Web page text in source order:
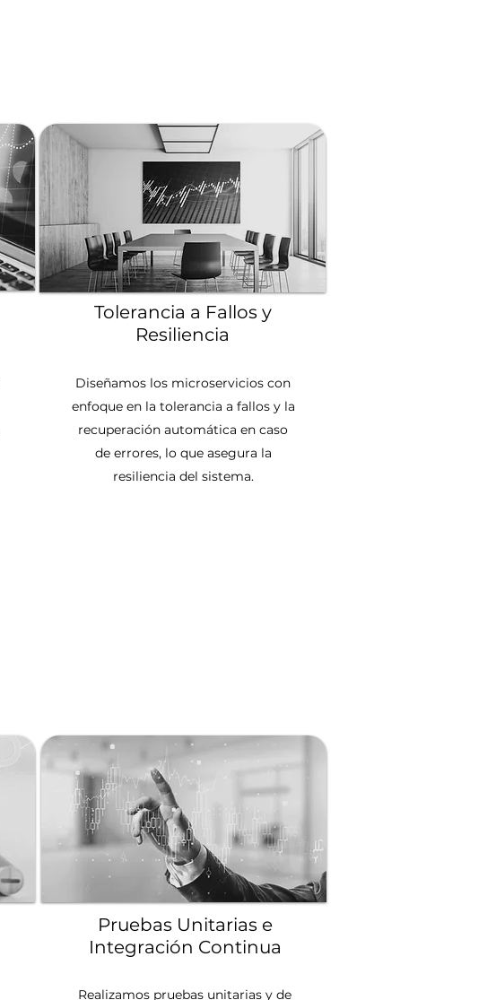
Tolerancia a Fallos y
Resiliencia
Diseñamos los microservicios con
enfoque en la tolerancia a fallos y la
recuperación automática en caso
de errores, lo que asegura la
resiliencia del sistema.
Pruebas Unitarias e
Integración Continua
Realizamos pruebas unitarias y de